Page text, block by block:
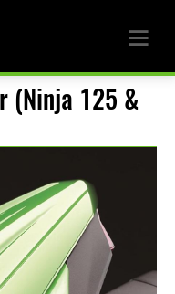
(Ninja 125 &